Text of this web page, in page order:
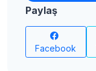
Paylaş
Facebook